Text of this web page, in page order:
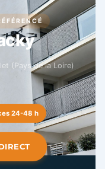
(Pays de la Loire)
24-48 h